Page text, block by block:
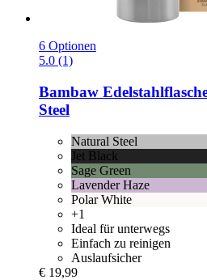
6 Optionen
5.0 (1)
Bambaw
Steel
Natural Steel
Jet Black
Sage Green
Lavender Haze
Polar White
+1
Ideal für unterwegs
Einfach zu reinigen
Auslaufsicher
€ 19,99